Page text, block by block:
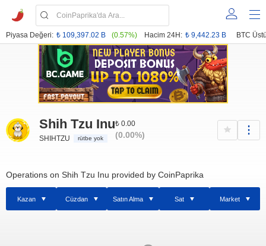
Piyasa Değeri: ₺ 109,397.02 B (0.57%) Hacim 24H: ₺ 9,442.23 B BTC
Shih Tzu Inu
SHIHTZU rütbe yok
₺ 0.00
(0.00%)
Operations on Shih Tzu Inu provided by CoinPaprika
Kazan Cüzdan Satın Alma Sat Market